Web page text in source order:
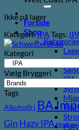
Forside
Shop
IPA
Ikke på lager
Kategori:IPA Tags:
Kategori
Vælg Bryggeri
Tags
Alkoholfri BA
Gin Hazy IPA Hindbær